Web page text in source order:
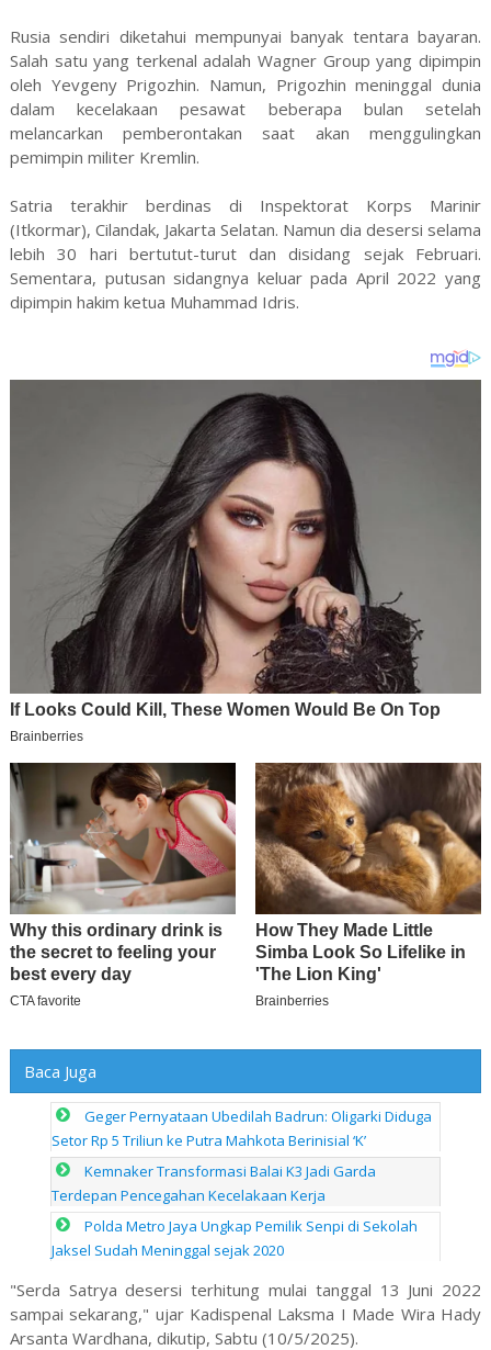
Rusia sendiri diketahui mempunyai banyak tentara bayaran.
Salah satu yang terkenal adalah Wagner Group yang dipimpin
oleh Yevgeny Prigozhin. Namun, Prigozhin meninggal dunia
dalam kecelakaan pesawat beberapa bulan setelah
melancarkan pemberontakan saat akan menggulingkan
pemimpin militer Kremlin.
Satria terakhir berdinas di Inspektorat Korps Marinir
(Itkormar), Cilandak, Jakarta Selatan. Namun dia desersi selama
lebih 30 hari bertutut-turut dan disidang sejak Februari.
Sementara, putusan sidangnya keluar pada April 2022 yang
dipimpin hakim ketua Muhammad Idris.
Baca Juga
Geger Pernyataan Ubedilah Badrun: Oligarki Diduga
Setor Rp 5 Triliun ke Putra Mahkota Berinisial ‘K’
Kemnaker Transformasi Balai K3 Jadi Garda
Terdepan Pencegahan Kecelakaan Kerja
Polda Metro Jaya Ungkap Pemilik Senpi di Sekolah
Jaksel Sudah Meninggal sejak 2020
"Serda Satrya desersi terhitung mulai tanggal 13 Juni 2022
sampai sekarang," ujar Kadispenal Laksma I Made Wira Hady
Arsanta Wardhana, dikutip, Sabtu (10/5/2025).